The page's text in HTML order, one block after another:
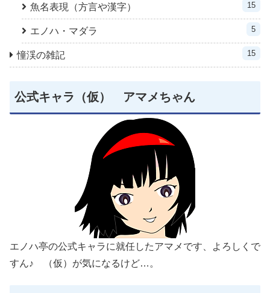
魚名表現（方言や漢字） 15
エノハ・マダラ 5
憧渓の雑記 15
公式キャラ（仮） アマメちゃん
エノハ亭の公式キャラに就任したアマメです、よろしくで
すん♪ （仮）が気になるけど…。